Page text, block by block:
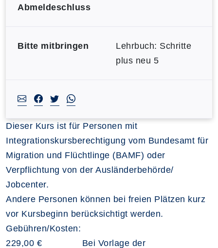
Abmeldeschluss
Bitte mitbringen
Lehrbuch: Schritte
plus neu 5
Dieser Kurs ist für Personen mit
Integrationskursberechtigung vom Bundesamt für
Migration und Flüchtlinge (BAMF) oder
Verpflichtung von der Ausländerbehörde/
Jobcenter.
Andere Personen können bei freien Plätzen kurz
vor Kursbeginn berücksichtigt werden.
Gebühren/Kosten:
229,00 € Bei Vorlage der